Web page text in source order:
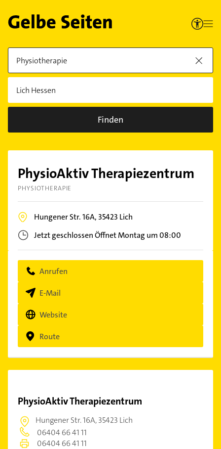
Finden
PhysioAktiv Therapiezentrum
PHYSIOTHERAPIE
Hungener Str. 16A, 35423 Lich
Jetzt geschlossenÖffnet Montag um 08:00
Anrufen
E-Mail
Website
Route
PhysioAktiv Therapiezentrum
Hungener Str. 16A,35423 Lich
06404 66 41 11
06404 66 41 11